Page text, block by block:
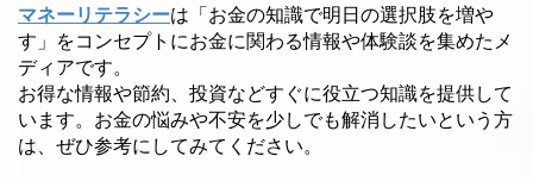
マネーリテラシーは「お金の知識で明日の選択肢を増や
す」をコンセプトにお金に関わる情報や体験談を集めたメ
ディアです。
お得な情報や節約、投資などすぐに役立つ知識を提供して
います。お金の悩みや不安を少しでも解消したいという方
は、ぜひ参考にしてみてください。